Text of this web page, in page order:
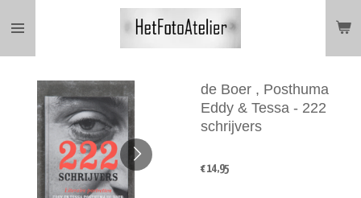
direct
hoofdinhoud
de Boer , Posthuma
Eddy & Tessa - 222
schrijvers
€ 14,95